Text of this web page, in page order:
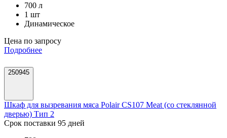
700 л
1 шт
Динамическое
Цена по запросу
Подробнее
250945
Шкаф для вызревания мяса Polair CS107 Meat (со стеклянной
дверью) Тип 2
Срок поставки 95 дней